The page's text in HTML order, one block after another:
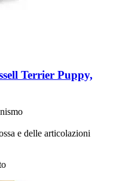
Terrier Puppy,
e delle articolazioni